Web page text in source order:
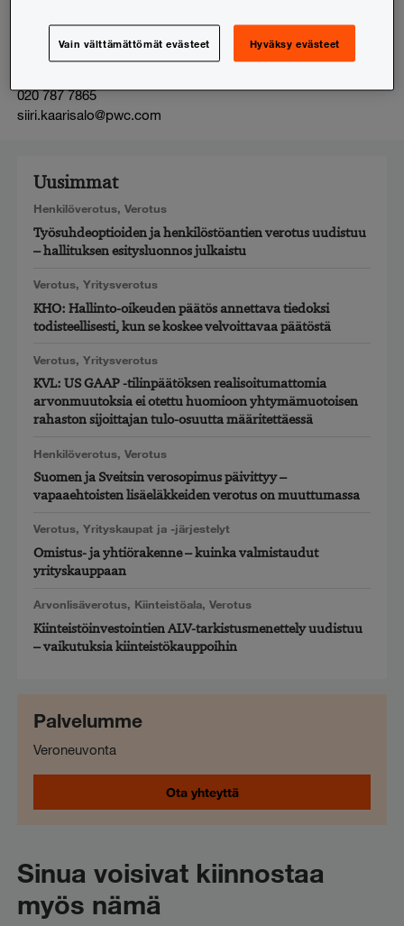
Siiri Kaarisalo
Veroneuvonta
020 787 7865
siiri.kaarisalo@pwc.com
Uusimmat
Henkilöverotus, Verotus
Työsuhdeoptioiden ja henkilöstöantien verotus uudistuu
– hallituksen esitysluonnos julkaistu
Verotus, Yritysverotus
KHO: Hallinto-oikeuden päätös annettava tiedoksi
todisteellisesti, kun se koskee velvoittavaa päätöstä
Verotus, Yritysverotus
KVL: US GAAP -tilinpäätöksen realisoitumattomia
arvonmuutoksia ei otettu huomioon yhtymämuotoisen
rahaston sijoittajan tulo-osuutta määritettäessä
Henkilöverotus, Verotus
Suomen ja Sveitsin verosopimus päivittyy –
vapaaehtoisten lisäeläkkeiden verotus on muuttumassa
Verotus, Yrityskaupat ja -järjestelyt
Omistus- ja yhtiörakenne – kuinka valmistaudut
yrityskauppaan
Arvonlisäverotus, Kiinteistöala, Verotus
Kiinteistöinvestointien ALV-tarkistusmenettely uudistuu
– vaikutuksia kiinteistökauppoihin
Palvelumme
Veroneuvonta
Ota yhteyttä
Sinua voisivat kiinnostaa
myös nämä
Vain välttämättömät evästeet Hyväksy evästeet